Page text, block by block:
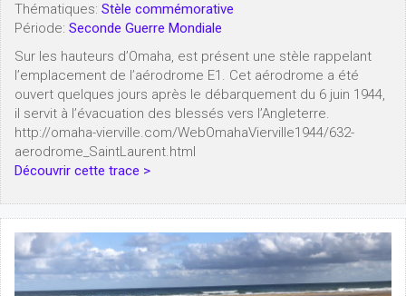
Thématiques: Stèle commémorative
Période: Seconde Guerre Mondiale
Sur les hauteurs d’Omaha, est présent une stèle rappelant
l’emplacement de l’aérodrome E1. Cet aérodrome a été
ouvert quelques jours après le débarquement du 6 juin 1944,
il servit à l’évacuation des blessés vers l’Angleterre.
http://omaha-vierville.com/WebOmahaVierville1944/632-
aerodrome_SaintLaurent.html
Découvrir cette trace >